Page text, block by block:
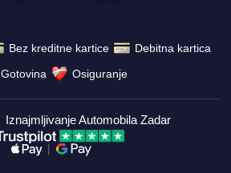
Bez kreditne kartice
Debitna kartica
Gotovina
Osiguranje
Iznajmljivanje Automobila Zadar